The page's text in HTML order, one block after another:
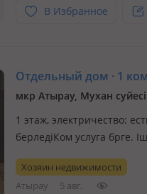
В Избранное
Отдельный дом · 1
мкр Атырау, Мухан
1 этаж, электричество:
берледіКом услуга брге.
остоновка жақын.1, 3,
Хозяин недвижимости
Атырау
5 авг.